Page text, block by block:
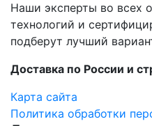
Наши эксперты во всех
технологий и
подберут лучший
Доставка по России и
Карта сайта
Политика обработки